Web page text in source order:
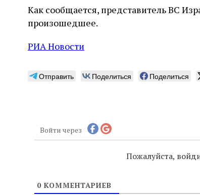
Как сообщается, представитель ВС
произошедшее.
РИА Новости
Отправить Поделиться Поделиться
Войти через
Пожалуйста,
0КОММЕНТАРИЕВ